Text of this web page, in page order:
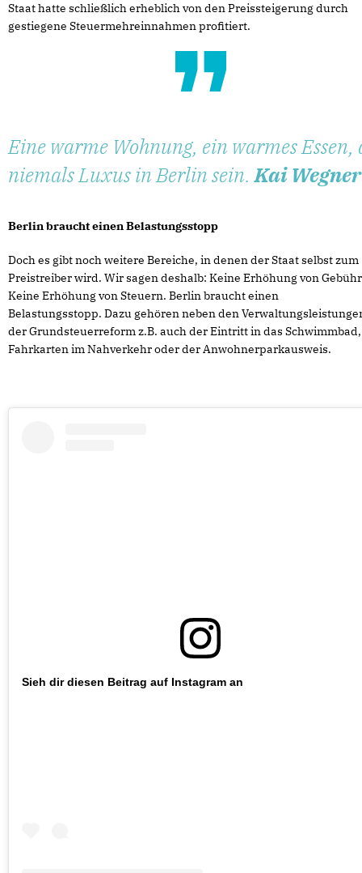
Staat hatte schließlich erheblich von den Preissteigerung durch
gestiegene Steuermehreinnahmen profitiert.
Eine warme Wohnung, ein warmes Essen,
niemals Luxus in Berlin sein.Kai Wegner
Berlin braucht einen Belastungsstopp
Doch es gibt noch weitere Bereiche, in denen der Staat selbst zum
Preistreiber wird. Wir sagen deshalb: Keine Erhöhung von
Keine Erhöhung von Steuern. Berlin braucht einen
Belastungsstopp. Dazu gehören neben den
der Grundsteuerreform z.B. auch der Eintritt in das Schwimmbad,
Fahrkarten im Nahverkehr oder der Anwohnerparkausweis.
Sieh dir diesen Beitrag auf Instagram an